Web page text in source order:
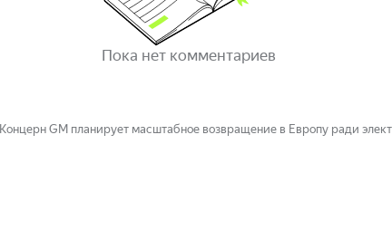
Пока нет комментариев
Концерн GM планирует масштабное возвращение в Европу ради